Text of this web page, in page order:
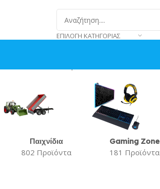
ΕΠΙΛΟΓΉ ΚΑΤΗΓΟΡΊΑΣ
Παιχνίδια
802 Προϊόντα
Gaming Zone
181 Προϊόντα